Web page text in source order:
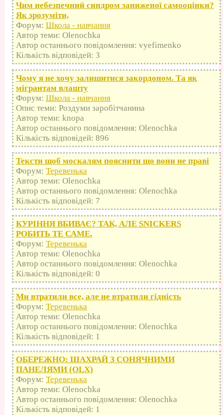
Чим небезпечний синдром заниженої самооцінки?
Як зрозуміти,
Форум: Школа - навчання
Автор теми: Olenochka
Автор останнього повідомлення: vyefimenko
Кількість відповідей: 3
Чому я не хочу залишитися закордоном. Та як
мігрантам влашту
Форум: Школа - навчання
Опис теми: Роздуми заробітчанина
Автор теми: knopa
Автор останнього повідомлення: Olenochka
Кількість відповідей: 896
Тексти щоб москалям пояснити що вони не праві
Форум: Теревенька
Автор теми: Olenochka
Автор останнього повідомлення: Olenochka
Кількість відповідей: 7
КУРІННЯ ВБИВАЄ? ТАК, АЛЕ SNICKERS
РОБИТЬ ТЕ САМЕ.
Форум: Теревенька
Автор теми: Olenochka
Автор останнього повідомлення: Olenochka
Кількість відповідей: 0
Ми втратили все, але не втратили гідність
Форум: Теревенька
Автор теми: Olenochka
Автор останнього повідомлення: Olenochka
Кількість відповідей: 1
ОБЕРЕЖНО: ШАХРАЙ З СОНЯЧНИМИ
ПАНЕЛЯМИ (OLX)
Форум: Теревенька
Автор теми: Olenochka
Автор останнього повідомлення: Olenochka
Кількість відповідей: 1